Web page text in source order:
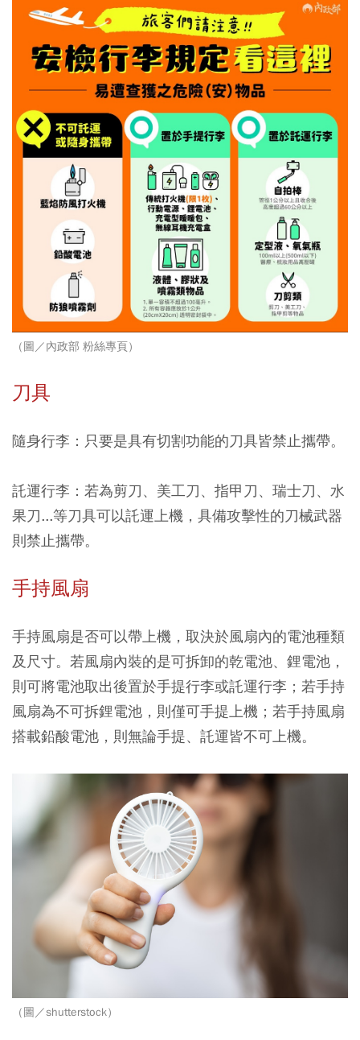
（圖／內政部 粉絲專頁）
刀具
隨身行李：只要是具有切割功能的刀具皆禁止攜帶。
託運行李：若為剪刀、美工刀、指甲刀、 瑞士刀、水
果刀...等刀具可以託運上機，具備攻擊性的刀械武器
則禁止攜帶。
手持風扇
手持風扇是否可以帶上機，取決於風扇內的電池種類
及尺寸。若風扇內裝的是可拆卸的乾電池、鋰電池，
則可將電池取出後置於手提行李或託運行李；若手持
風扇為不可拆鋰電池，則僅可手提上機；若手持風扇
搭載鉛酸電池，則無論手提、託運皆不可上機。
（圖／shutterstock）